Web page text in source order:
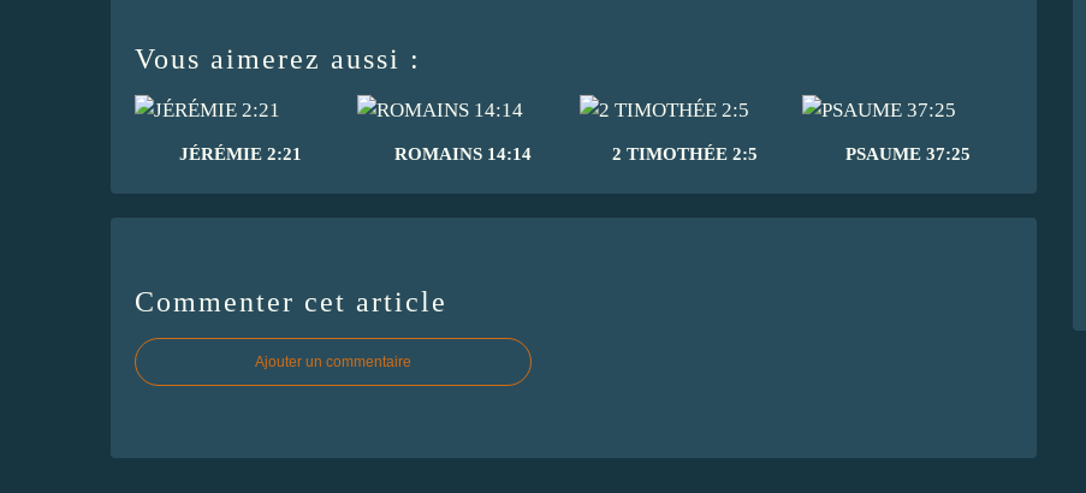
Vous aimerez aussi :
JÉRÉMIE 2:21 ROMAINS 14:14 2 TIMOTHÉE 2:5 PSAUME 37:25
Commenter cet article
Ajouter un commentaire